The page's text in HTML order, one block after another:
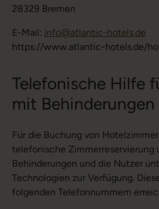
28329 Bremen
E-Mail: info@atlantic-hotels.de
https://www.atlantic-hotels.de/
Telefonische Hilfe
mit Behinderungen
Für die Buchung von
telefonische Zimmerreservierung
Behinderungen und die Nutzer
Technologien zur Verfügung.
folgenden Telefonnummern